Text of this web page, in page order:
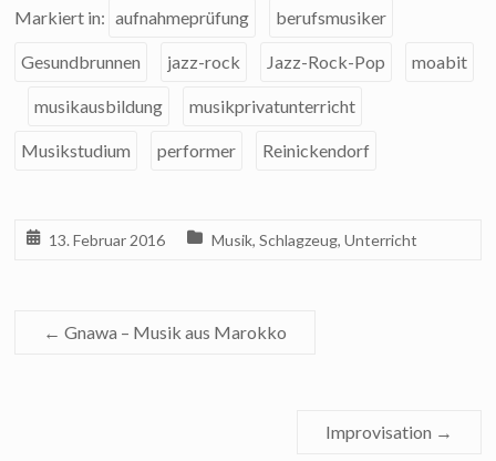
Markiert in: aufnahmeprüfung berufsmusiker
Gesundbrunnen jazz-rock Jazz-Rock-Pop moabit
musikausbildung musikprivatunterricht
Musikstudium performer Reinickendorf
13. Februar 2016 Musik,Schlagzeug,Unterricht
← Gnawa – Musik aus Marokko
Improvisation →